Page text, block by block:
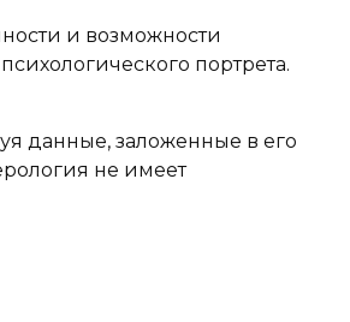
и возможности
портрета.
данные, заложенные в его
не имеет